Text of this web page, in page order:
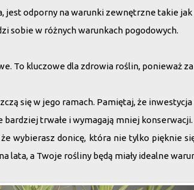
odporny na warunki zewnętrzne takie jak
sobie w różnych warunkach pogodowych.
To kluczowe dla zdrowia roślin, ponieważ
się w jego ramach. Pamiętaj, że
bardziej trwałe i wymagają mniej konserwacji.
wybierasz donicę, która nie tylko pięknie
lata, a Twoje rośliny będą miały idealne